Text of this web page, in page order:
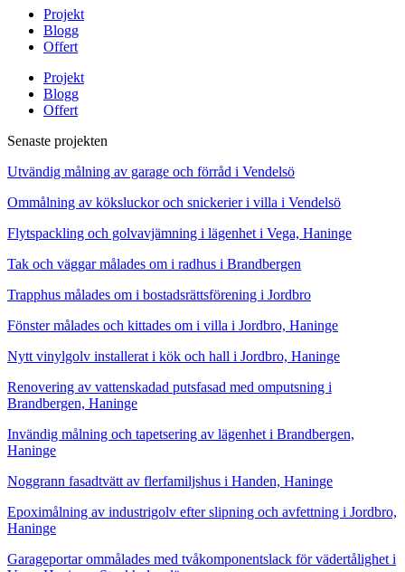
Projekt
Blogg
Offert
Projekt
Blogg
Offert
Senaste projekten
Utvändig målning av garage och förråd i Vendelsö
Ommålning av köksluckor och snickerier i villa i Vendelsö
Flytspackling och golvavjämning i lägenhet i Vega, Haninge
Tak och väggar målades om i radhus i Brandbergen
Trapphus målades om i bostadsrättsförening i Jordbro
Fönster målades och kittades om i villa i Jordbro, Haninge
Nytt vinylgolv installerat i kök och hall i Jordbro, Haninge
Renovering av vattenskadad putsfasad med omputsning i
Brandbergen, Haninge
Invändig målning och tapetsering av lägenhet i Brandbergen,
Haninge
Noggrann fasadtvätt av flerfamiljshus i Handen, Haninge
Epoximålning av industrigolv efter slipning och avfettning i Jordbro,
Haninge
Garageportar ommålades med tvåkomponentslack för vädertålighet i